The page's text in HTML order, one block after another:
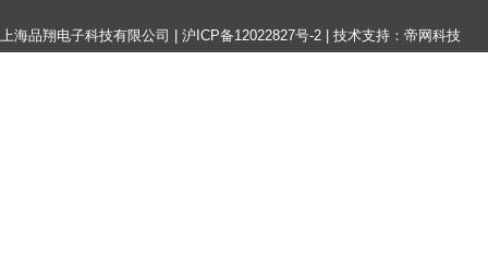
上海品翔电子科技有限公司 | 沪ICP备12022827号-2 技术支持：帝网科技